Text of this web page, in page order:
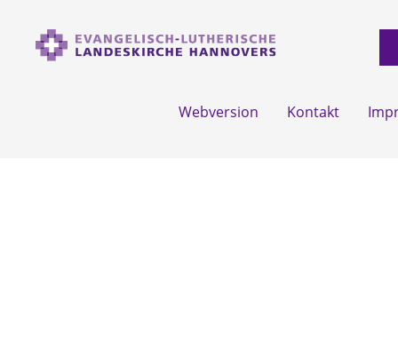
Webversion Kontakt